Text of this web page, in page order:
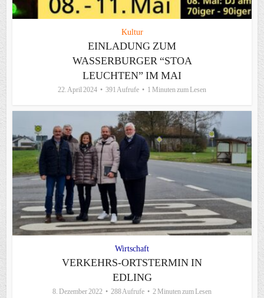
Kultur
EINLADUNG ZUM
WASSERBURGER “STOA
LEUCHTEN” IM MAI
22. April 2024 391 Aufrufe 1 Minuten zum Lesen
Wirtschaft
VERKEHRS-ORTSTERMIN IN
EDLING
8. Dezember 2022 288 Aufrufe 2 Minuten zum Lesen